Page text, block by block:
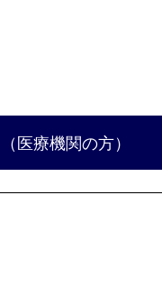
（医療機関の方）